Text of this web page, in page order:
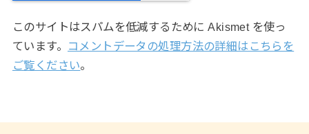
このサイトはスパムを低減するために Akismet を使っ
ています。
コメントデータの処理方法の詳細はこちらを
ご覧ください。